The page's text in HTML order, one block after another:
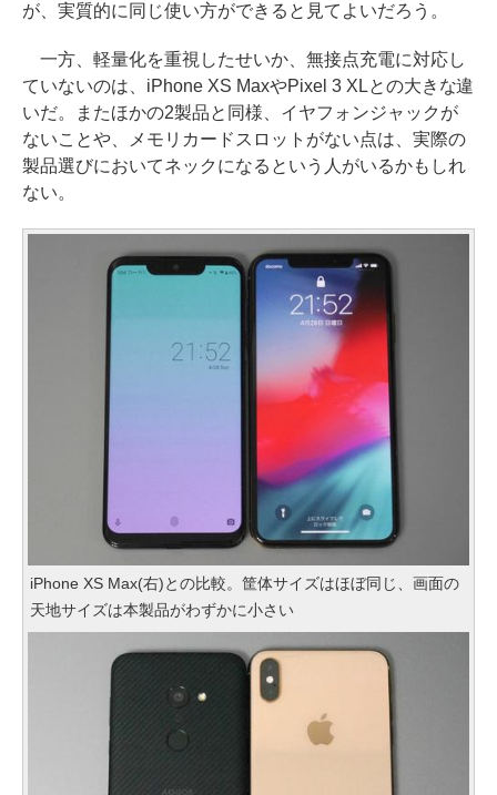
が、実質的に同じ使い方ができると見てよいだろう。
一方、軽量化を重視したせいか、無接点充電に対応し
ていないのは、iPhone XS MaxやPixel 3 XLとの大きな違
いだ。またほかの2製品と同様、イヤフォンジャックが
ないことや、メモリカードスロットがない点は、実際の
製品選びにおいてネックになるという人がいるかもしれ
ない。
iPhone XS Max(右)との比較。筐体サイズはほぼ同じ、画面の
天地サイズは本製品がわずかに小さい